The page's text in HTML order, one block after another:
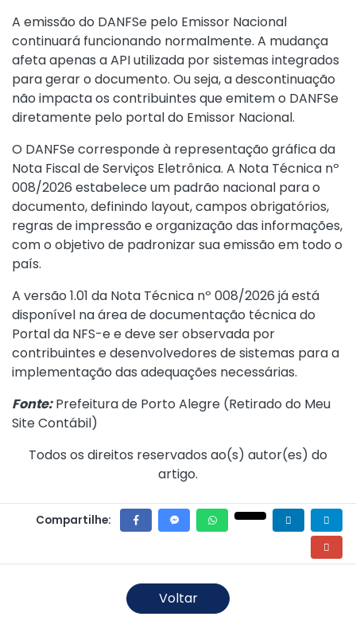
A emissão do DANFSe pelo Emissor Nacional
continuará funcionando normalmente. A mudança
afeta apenas a API utilizada por sistemas integrados
para gerar o documento. Ou seja, a descontinuação
não impacta os contribuintes que emitem o DANFSe
diretamente pelo portal do Emissor Nacional.
O DANFSe corresponde à representação gráfica da
Nota Fiscal de Serviços Eletrônica. A Nota Técnica nº
008/2026 estabelece um padrão nacional para o
documento, definindo layout, campos obrigatórios,
regras de impressão e organização das informações,
com o objetivo de padronizar sua emissão em todo o
país.
A versão 1.01 da Nota Técnica nº 008/2026 já está
disponível na área de documentação técnica do
Portal da NFS-e e deve ser observada por
contribuintes e desenvolvedores de sistemas para a
implementação das adequações necessárias.
Fonte:Prefeitura de Porto Alegre (Retirado do Meu
Site Contábil)
Todos os direitos reservados ao(s) autor(es) do
artigo.
Compartilhe:
Voltar